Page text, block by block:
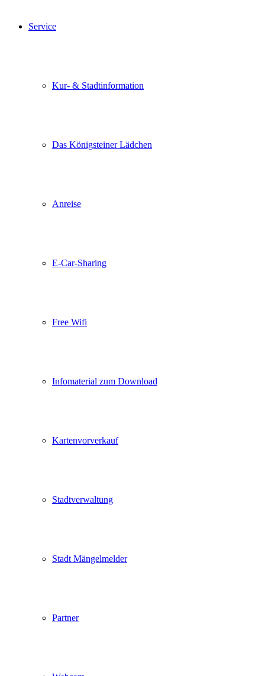
Service
Kur- & Stadtinformation
Das Königsteiner Lädchen
Anreise
E-Car-Sharing
Free Wifi
Infomaterial zum Download
Kartenvorverkauf
Stadtverwaltung
Stadt Mängelmelder
Partner